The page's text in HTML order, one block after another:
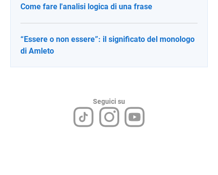
Come fare l'analisi logica di una frase
“Essere o non essere”: il significato del monologo
di Amleto
Seguici su